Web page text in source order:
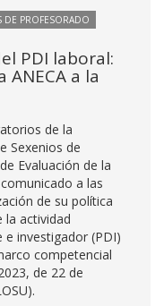
DE PROFESORADO
PDI laboral:
a la
de la
Sexenios de
Evaluación de la
a las
de su política
la actividad
investigador (PDI)
competencial
de 22 de